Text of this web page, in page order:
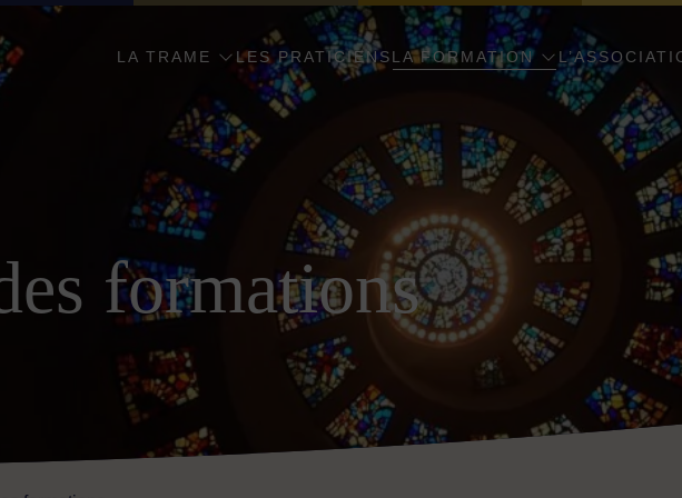
LA TRAME LES PRATICIENSLA FORMATION
formations